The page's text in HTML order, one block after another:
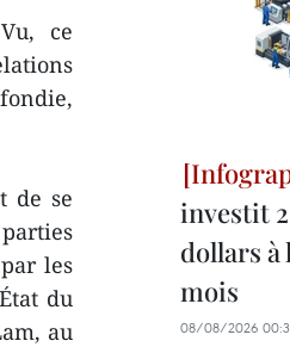
ce
de se
les
du
au
investit
dollars à
mois
08/08/2026